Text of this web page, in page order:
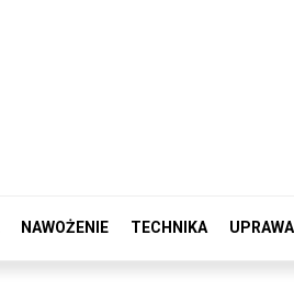
NAWOŻENIE TECHNIKA UPRAWA